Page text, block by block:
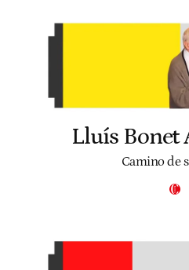
Lluís Bonet
Camino de